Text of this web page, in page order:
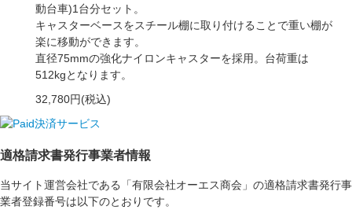
動台車)1台分セット。
キャスターベースをスチール棚に取り付けることで重い棚が
楽に移動ができます。
直径75mmの強化ナイロンキャスターを採用。台荷重は
512kgとなります。
32,780円(税込)
適格請求書発行事業者情報
当サイト運営会社である「有限会社オーエス商会」の適格請求書発行事
業者登録番号は以下のとおりです。